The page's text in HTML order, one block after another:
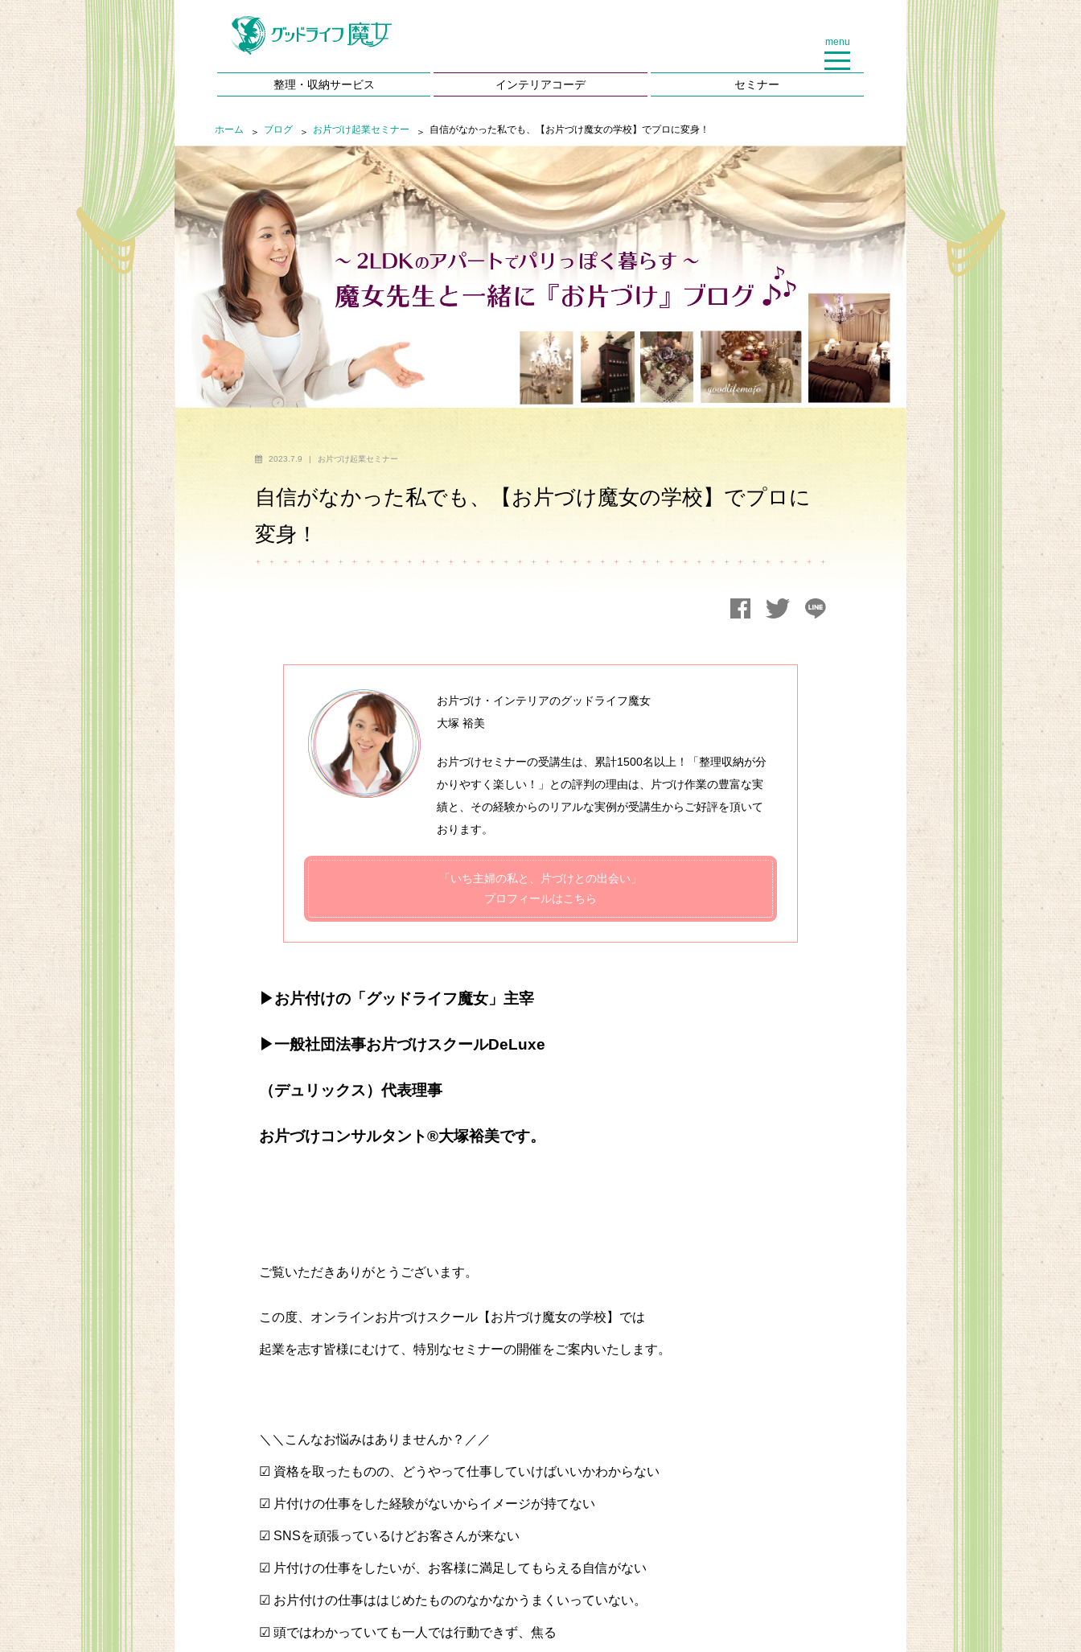
整理・収納サービス インテリアコーデ セミナー
ホーム ブログ お片づけ起業セミナー 自信がなかった私でも、【お片づけ魔女の学校】でプロに変身！
2023.7.9 | お片づけ起業セミナー
自信がなかった私でも、【お片づけ魔女の学校】でプロに
変身！
お片づけ・インテリアのグッドライフ魔女
大塚 裕美
お片づけセミナーの受講生は、累計1500名以上！「整理収納が分
かりやすく楽しい！」との評判の理由は、片づけ作業の豊富な実
績と、その経験からのリアルな実例が受講生からご好評を頂いて
おります。
「いち主婦の私と、片づけとの出会い」
プロフィールはこちら
▶お片付けの「グッドライフ魔女」主宰
▶一般社団法事お片づけスクールDeLuxe
（デュリックス）代表理事
お片づけコンサルタント®大塚裕美です。
ご覧いただきありがとうございます。
この度、オンラインお片づけスクール【お片づけ魔女の学校】では
起業を志す皆様にむけて、特別なセミナーの開催をご案内いたします。
＼＼こんなお悩みはありませんか？／／
☑ 資格を取ったものの、どうやって仕事していけばいいかわからない
☑ 片付けの仕事をした経験がないからイメージが持てない
☑ SNSを頑張っているけどお客さんが来ない
☑ 片付けの仕事をしたいが、お客様に満足してもらえる自信がない
☑ お片付けの仕事ははじめたもののなかなかうまくいっていない。
☑ 頭ではわかっていても一人では行動できず、焦る
menu